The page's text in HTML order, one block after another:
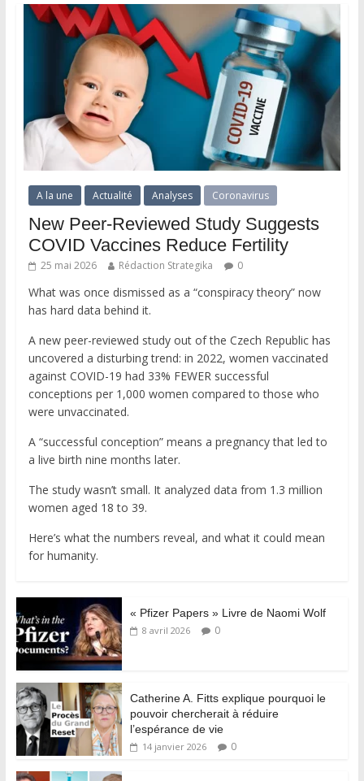
A la une Actualité Analyses Coronavirus
New Peer-Reviewed Study Suggests
COVID Vaccines Reduce Fertility
25 mai 2026 Rédaction Strategika 0
What was once dismissed as a “conspiracy theory” now
has hard data behind it.
A new peer-reviewed study out of the Czech Republic has
uncovered a disturbing trend: in 2022, women vaccinated
against COVID-19 had 33% FEWER successful
conceptions per 1,000 women compared to those who
were unvaccinated.
A “successful conception” means a pregnancy that led to
a live birth nine months later.
The study wasn’t small. It analyzed data from 1.3 million
women aged 18 to 39.
Here’s what the numbers reveal, and what it could mean
for humanity.
« Pfizer Papers » Livre de Naomi Wolf
8 avril 2026 0
Catherine A. Fitts explique pourquoi le
pouvoir chercherait à réduire
l’espérance de vie
14 janvier 2026 0